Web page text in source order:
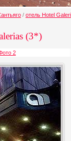
/ отель Hotel
(3*)
2